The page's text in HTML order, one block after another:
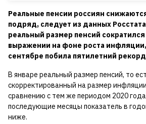
Реальные пенсии россиян
подряд, следует из данных
реальный размер пенсий
выражении на фоне роста
сентябре побила пятилетний
В январе реальный размер пенсий, то
скорректированный на размер
сравнению с тем же периодом 2020
последующие месяцы показатель в
ниже.